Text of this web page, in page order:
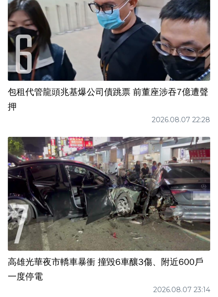
包租代管龍頭兆基爆公司債跳票 前董座涉吞7億遭聲
押
2026.08.07 22:28
高雄光華夜市轎車暴衝 撞毀6車釀3傷、附近600戶
一度停電
2026.08.07 23:14